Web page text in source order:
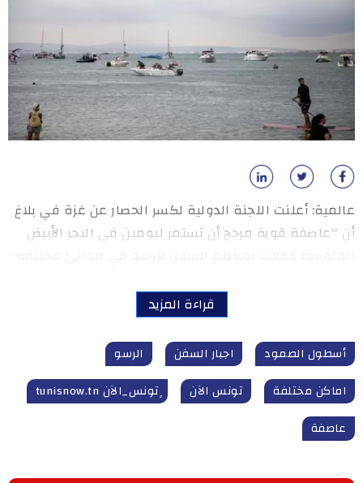
عالمية: أعلنت اللجنة الدولية لكسر الحصار عن غزة في بلاغ
أن ''عاصفة قوية مرجح أن تستمر ليومين في البحر الأبيض
قراءة المزيد
أسطول الصمود اجبار السفن
الرسو
اماكن مختلفة
تونس الآن
ٍتونس_الآن tunisnow.tn
عاصفة